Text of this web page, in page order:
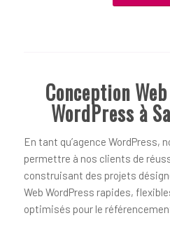
Conception
WordPress à
En tant qu’agence WordPress,
permettre à nos clients de
construisant des projets
Web WordPress rapides,
optimisés pour le